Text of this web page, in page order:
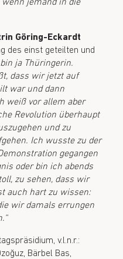
jemand in die
Göring-Eckardt
des einst geteilten und
ja Thüringerin.
dass wir jetzt auf
war und dann
weiß vor allem aber
Revolution überhaupt
und zu
Ich wusste zu der
gegangen
oder bin ich abends
zu sehen, dass wir
auch hart zu wissen:
wir damals errungen
v.l.n.r.:
Bärbel Bas,